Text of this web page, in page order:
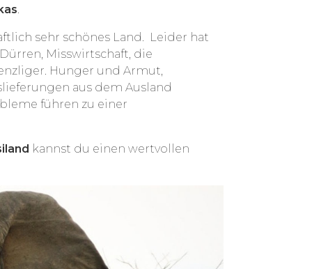
.
sehr schönes Land. Leider hat
Misswirtschaft, die
Hunger und Armut,
aus dem Ausland
führen zu einer
kannst du einen wertvollen